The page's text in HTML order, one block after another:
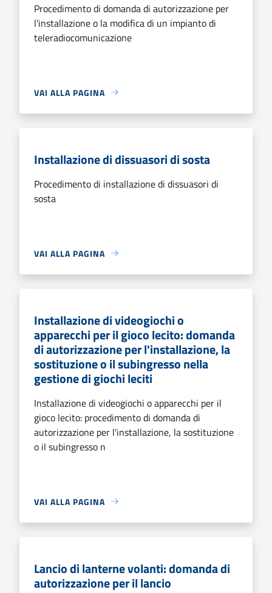
Procedimento di domanda di autorizzazione per
l'installazione o la modifica di un impianto di
teleradiocomunicazione
VAI ALLA PAGINA
Installazione di dissuasori di sosta
Procedimento di installazione di dissuasori di
sosta
VAI ALLA PAGINA
Installazione di videogiochi o
apparecchi per il gioco lecito: domanda
di autorizzazione per l'installazione, la
sostituzione o il subingresso nella
gestione di giochi leciti
Installazione di videogiochi o apparecchi per il
gioco lecito: procedimento di domanda di
autorizzazione per l'installazione, la sostituzione
o il subingresso n
VAI ALLA PAGINA
Lancio di lanterne volanti: domanda di
autorizzazione per il lancio